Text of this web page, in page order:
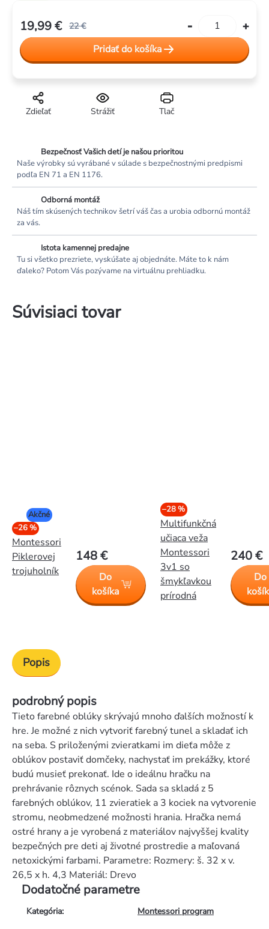
Tlač
Strážiť
Zdieľať
22 €
19,99 €
Jednotková
cena:
Pridať do košíka
Bezpečnosť Vašich detí je našou prioritou
Naše výrobky sú vyrábané v súlade s bezpečnostnými predpismi
podľa EN 71 a EN 1176.
Odborná montáž
Náš tím skúsených technikov šetrí váš čas a urobia odbornú montáž
za vás.
Istota kamennej predajne
Tu si všetko prezriete, vyskúšate aj objednáte. Máte to k nám
ďaleko? Potom Vás pozývame na virtuálnu prehliadku.
Súvisiaci tovar
Akčné
–26 %
Montessori
Piklerovej
trojuholník
148 €
Do
košíka
–28 %
Multifunkčná
učiaca veža
Montessori
3v1 so
šmykľavkou
prírodná
240 €
Do
Popis
podrobný popis
Tieto farebné oblúky skrývajú mnoho ďalších možností k
hre. Je možné z nich vytvoriť farebný tunel a skladať ich
na seba. S priloženými zvieratkami im dieťa môže z
oblúkov postaviť domčeky, nachystať im prekážky, ktoré
budú musieť prekonať. Ide o ideálnu hračku na
prehrávanie rôznych scénok. Sada sa skladá z 5
farebných oblúkov, 11 zvieratiek a 3 kociek na vytvorenie
stromu, neobmedzené možnosti hrania. Hračka nemá
ostré hrany a je vyrobená z materiálov najvyššej kvality
bezpečných pre deti aj životné prostredie a maľovaná
netoxickými farbami. Parametre: Rozmery: š. 32 x v.
26,5 x h. 4,3 Materiál: Drevo
Dodatočné parametre
Kategória: Montessori program